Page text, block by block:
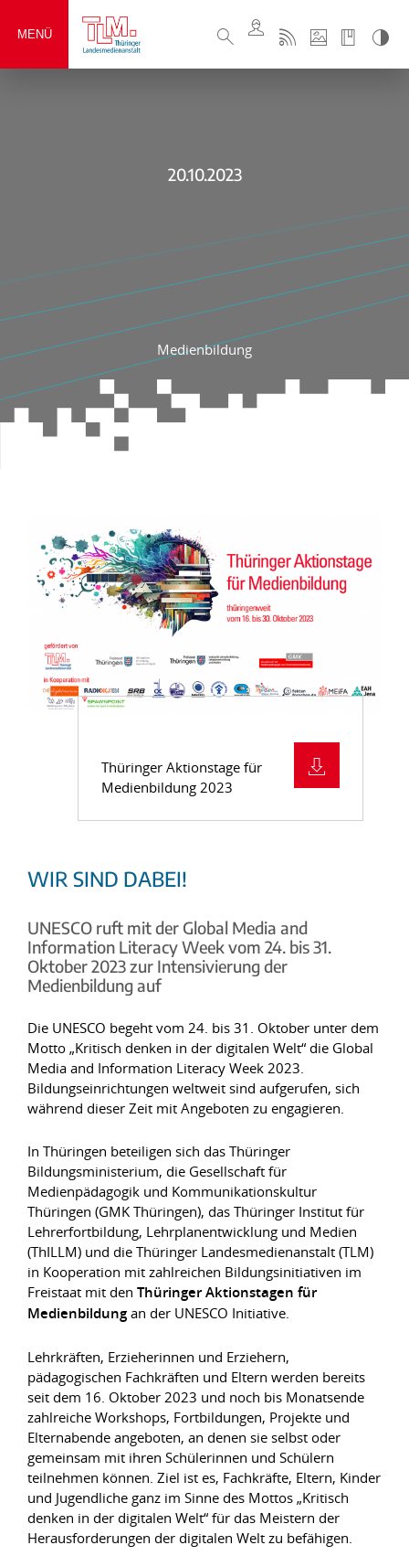
MENÜ
20.10.2023
Medienbildung
Thüringer Aktionstage für
Medienbildung 2023
WIR SIND DABEI!
UNESCO ruft mit der Global Media and
Information Literacy Week vom 24. bis 31.
Oktober 2023 zur Intensivierung der
Medienbildung auf
Die UNESCO begeht vom 24. bis 31. Oktober unter dem
Motto „Kritisch denken in der digitalen Welt“ die Global
Media and Information Literacy Week 2023.
Bildungseinrichtungen weltweit sind aufgerufen, sich
während dieser Zeit mit Angeboten zu engagieren.
In Thüringen beteiligen sich das Thüringer
Bildungsministerium, die Gesellschaft für
Medienpädagogik und Kommunikationskultur
Thüringen (GMK Thüringen), das Thüringer Institut für
Lehrerfortbildung, Lehrplanentwicklung und Medien
(ThILLM) und die Thüringer Landesmedienanstalt (TLM)
in Kooperation mit zahlreichen Bildungsinitiativen im
Freistaat mit den Thüringer Aktionstagen für
Medienbildung an der UNESCO Initiative.
Lehrkräften, Erzieherinnen und Erziehern,
pädagogischen Fachkräften und Eltern werden bereits
seit dem 16. Oktober 2023 und noch bis Monatsende
zahlreiche Workshops, Fortbildungen, Projekte und
Elternabende angeboten, an denen sie selbst oder
gemeinsam mit ihren Schülerinnen und Schülern
teilnehmen können. Ziel ist es, Fachkräfte, Eltern, Kinder
und Jugendliche ganz im Sinne des Mottos „Kritisch
denken in der digitalen Welt“ für das Meistern der
Herausforderungen der digitalen Welt zu befähigen.